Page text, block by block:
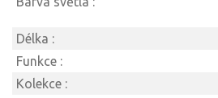
Délka :
Funkce :
Kolekce :